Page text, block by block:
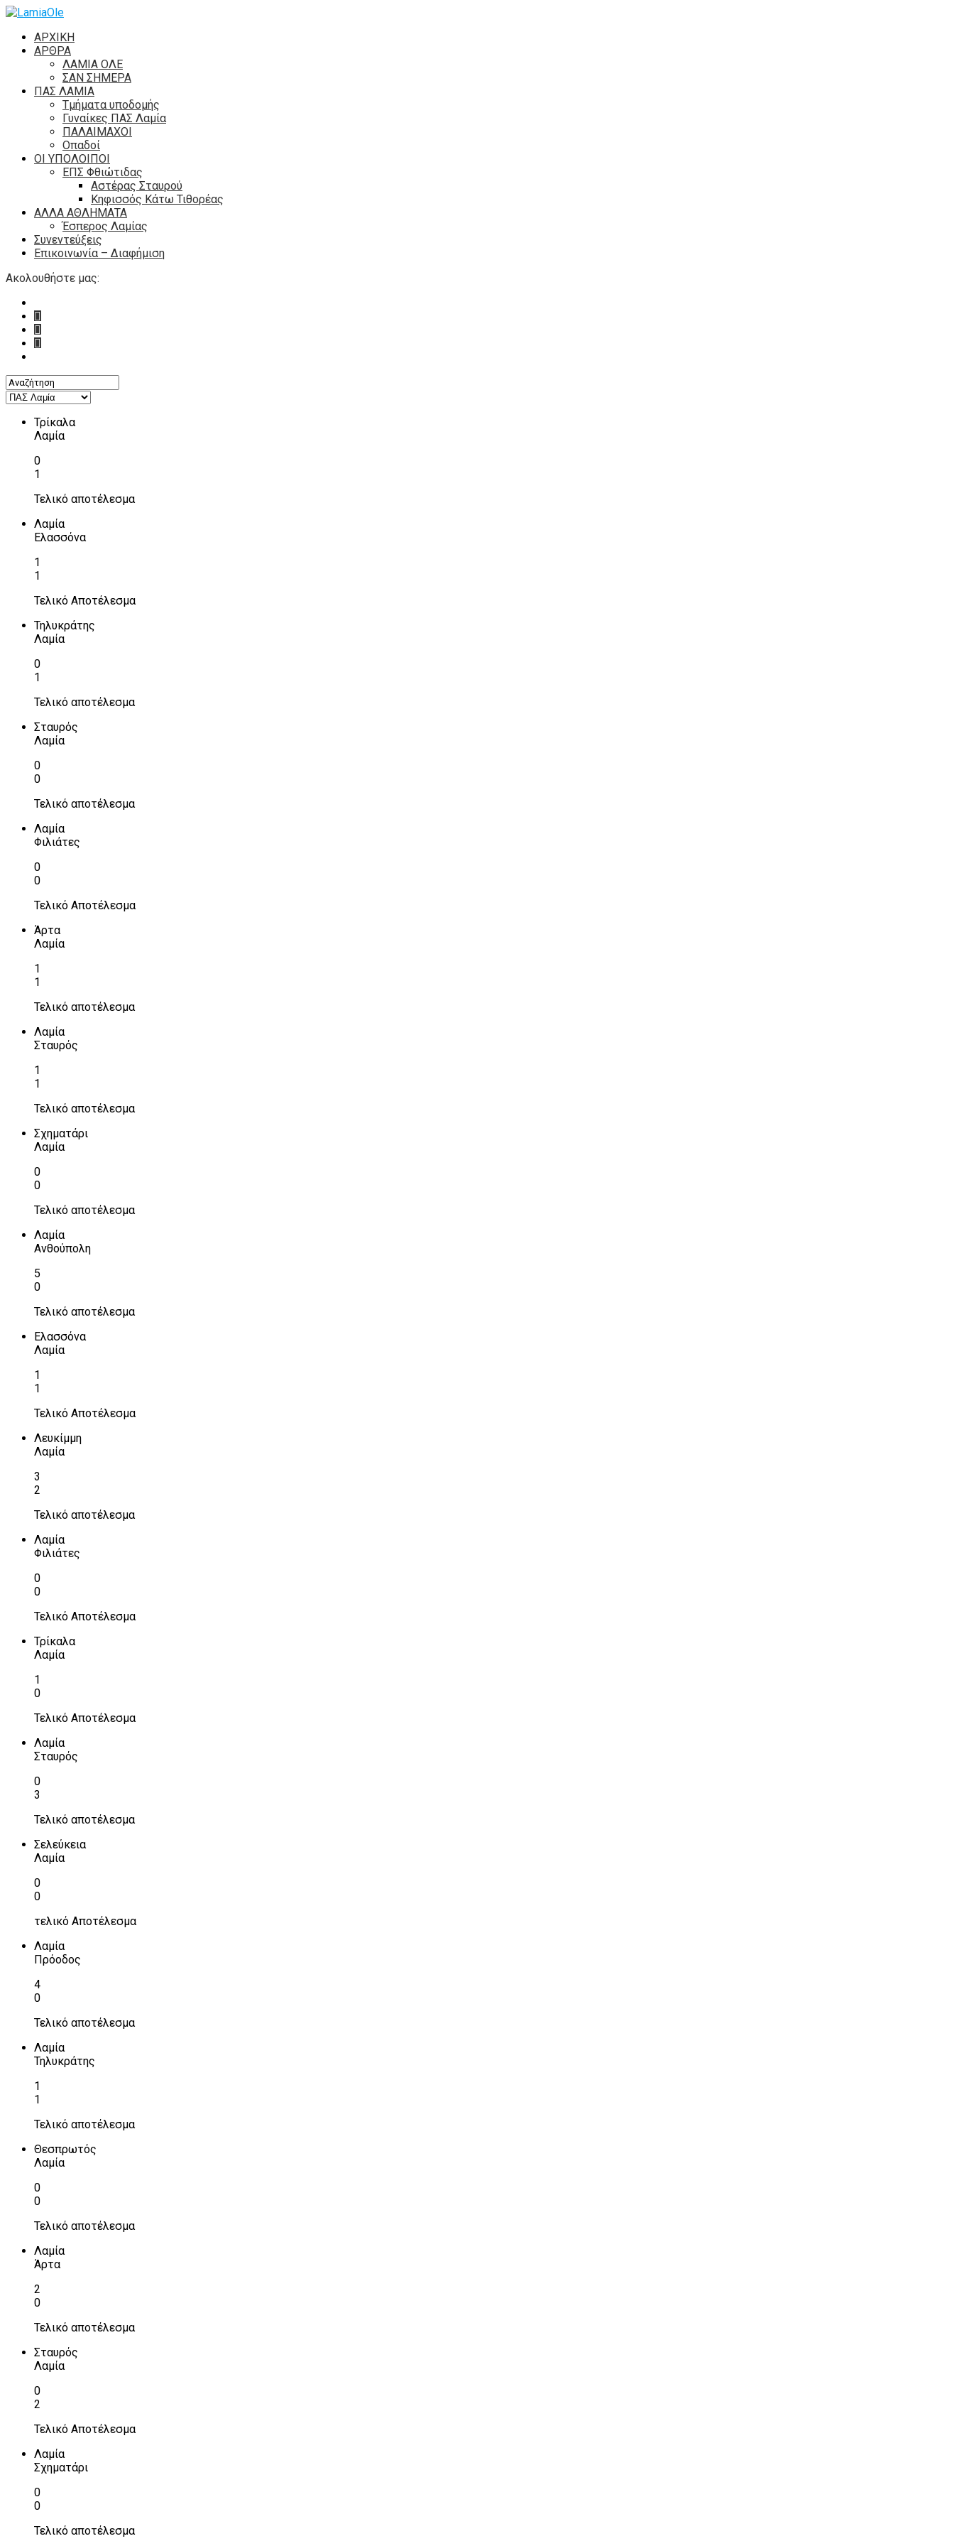
ΑΡΧΙΚΗ
ΑΡΘΡΑ
ΛΑΜΙΑ ΟΛΕ
ΣΑΝ ΣΗΜΕΡΑ
ΠΑΣ ΛΑΜΙΑ
Τμήματα υποδομής
Γυναίκες ΠΑΣ Λαμία
ΠΑΛΑΙΜΑΧΟΙ
Οπαδοί
ΟΙ ΥΠΟΛΟΙΠΟΙ
ΕΠΣ Φθιώτιδας
Αστέρας Σταυρού
Κηφισσός Κάτω Τιθορέας
ΑΛΛΑ ΑΘΛΗΜΑΤΑ
Έσπερος Λαμίας
Συνεντεύξεις
Επικοινωνία – Διαφήμιση
Ακολουθήστε μας:
Τρίκαλα
Λαμία
0
1
Τελικό αποτέλεσμα
Λαμία
Ελασσόνα
1
1
Τελικό Αποτέλεσμα
Τηλυκράτης
Λαμία
0
1
Τελικό αποτέλεσμα
Σταυρός
Λαμία
0
0
Τελικό αποτέλεσμα
Λαμία
Φιλιάτες
0
0
Τελικό Αποτέλεσμα
Άρτα
Λαμία
1
1
Τελικό αποτέλεσμα
Λαμία
Σταυρός
1
1
Τελικό αποτέλεσμα
Σχηματάρι
Λαμία
0
0
Τελικό αποτέλεσμα
Λαμία
Ανθούπολη
5
0
Τελικό αποτέλεσμα
Ελασσόνα
Λαμία
1
1
Τελικό Αποτέλεσμα
Λευκίμμη
Λαμία
3
2
Τελικό αποτέλεσμα
Λαμία
Φιλιάτες
0
0
Τελικό Αποτέλεσμα
Τρίκαλα
Λαμία
1
0
Τελικό Αποτέλεσμα
Λαμία
Σταυρός
0
3
Τελικό αποτέλεσμα
Σελεύκεια
Λαμία
0
0
τελικό Αποτέλεσμα
Λαμία
Πρόοδος
4
0
Τελικό αποτέλεσμα
Λαμία
Τηλυκράτης
1
1
Τελικό αποτέλεσμα
Θεσπρωτός
Λαμία
0
0
Τελικό αποτέλεσμα
Λαμία
Άρτα
2
0
Τελικό αποτέλεσμα
Σταυρός
Λαμία
0
2
Τελικό Αποτέλεσμα
Λαμία
Σχηματάρι
0
0
Τελικό αποτέλεσμα